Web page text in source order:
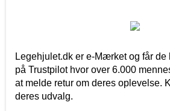
Legehjulet.dk er e-Mærket og får de
på Trustpilot hvor over 6.000
at melde retur om deres oplevelse.
deres udvalg.